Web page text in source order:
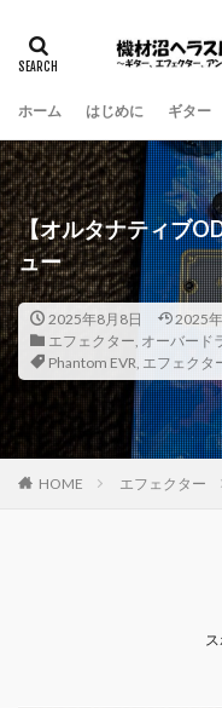
ホーム はじめに ギター
【オルタナティブ
ュー
2025年8月8日
2025
エフェクター, オーバード
Phantom EVR, エフェクタ
HOME エフェクター